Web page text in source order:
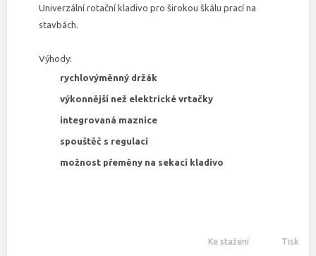
Univerzální rotační kladivo pro širokou škálu prací na
stavbách.
Výhody:
rychlovýměnný držák
výkonnější než elektrické vrtačky
integrovaná maznice
spouštěč s regulací
možnost přeměny na sekací kladivo
Ke stažení Tisk